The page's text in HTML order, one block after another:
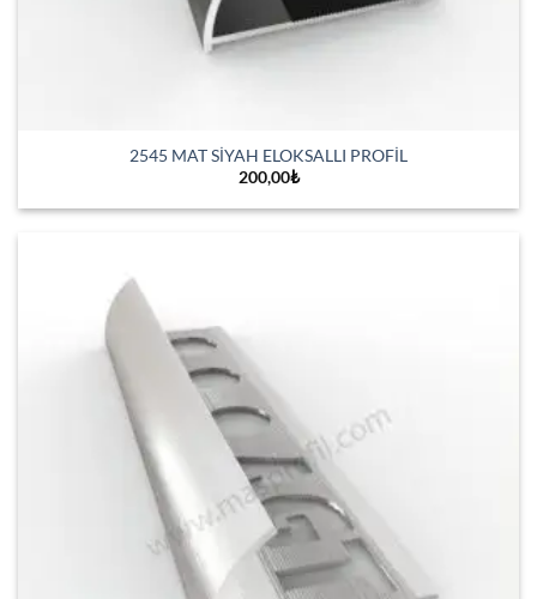
2545 MAT SİYAH ELOKSALLI PROFİL
200,00₺